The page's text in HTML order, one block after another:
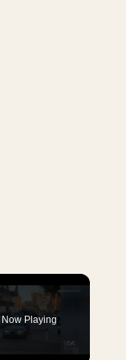
Now Playing